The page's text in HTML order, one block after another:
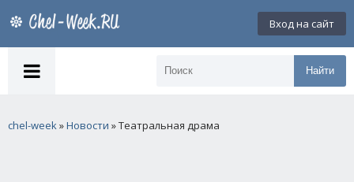
Вход на сайт
Найти
chel-week»Новости » Театральная драма